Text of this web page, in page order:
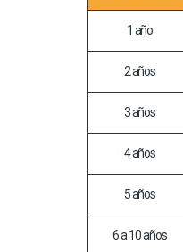
1 año
2 años
3 años
4 años
5 años
6 a 10 años